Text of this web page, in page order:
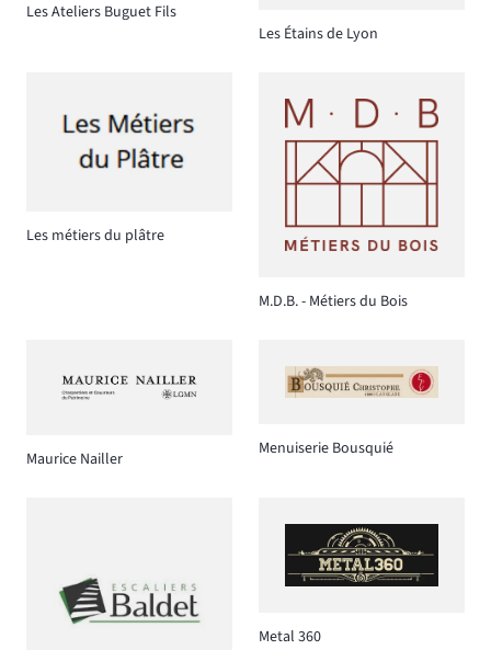
Les Ateliers Buguet Fils
Les Étains de Lyon
Les métiers du plâtre
M.D.B. - Métiers du Bois
Maurice Nailler Menuiserie Bousquié
Metal 360